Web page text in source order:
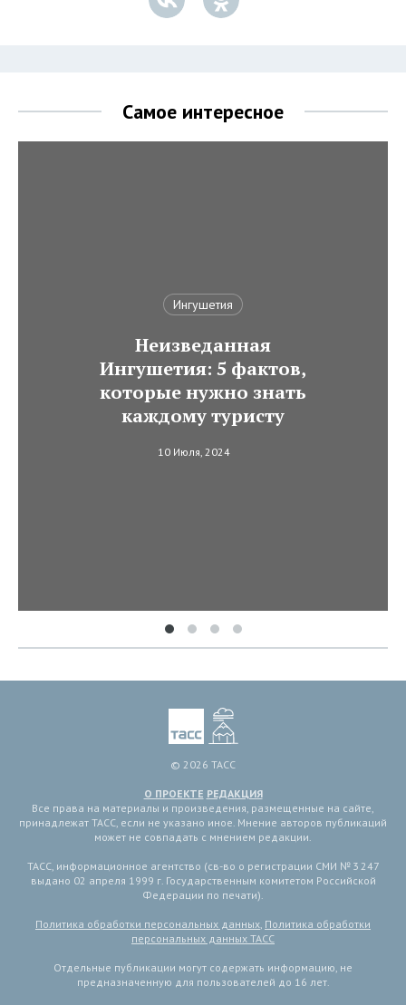
Самое интересное
Ингушетия
Неизведанная
Ингушетия: 5 фактов,
которые нужно знать
каждому туристу
10 Июля, 2024
© 2026 ТАСС
О ПРОЕКТЕ РЕДАКЦИЯ
Все права на материалы и произведения, размещенные на сайте,
принадлежат ТАСС, если не указано иное. Мнение авторов публикаций
может не совпадать с мнением редакции.
ТАСС, информационное агентство (св-во о регистрации СМИ № 3 247
выдано 02 апреля 1999 г. Государственным комитетом Российской
Федерации по печати).
Политика обработки персональных данных, Политика обработки
персональных данных ТАСС
Отдельные публикации могут содержать информацию, не
предназначенную для пользователей до 16 лет.